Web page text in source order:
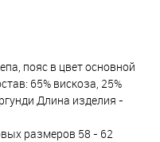
пояс в цвет основной
65% вискоза, 25%
Длина изделия -
размеров 58 - 62